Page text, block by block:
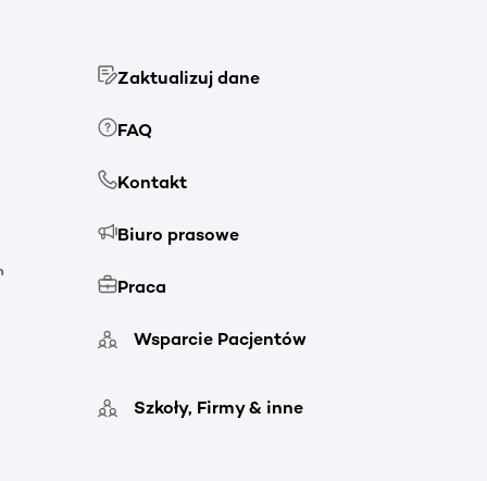
Zaktualizuj dane
FAQ
Kontakt
Biuro prasowe
Praca
Wsparcie Pacjentów
Szkoły, Firmy & inne